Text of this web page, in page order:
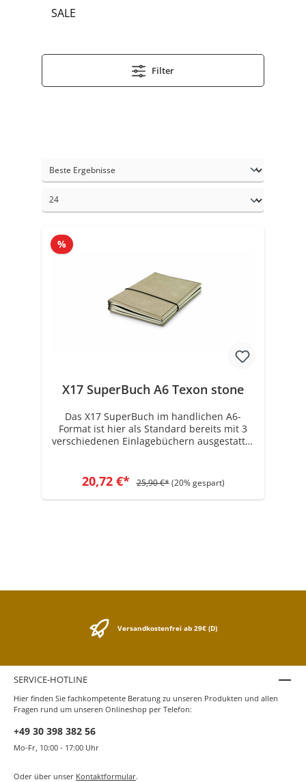
SALE
Filter
%
X17 SuperBuch A6 Texon stone
Das X17 SuperBuch im handlichen A6-
Format ist hier als Standard bereits mit 3
verschiedenen Einlagebüchern ausgestattet
Einzelbücher je nach Bedarf aktualisiert und
ausgetauscht werden ("Book by Book"-
System. Siehe Angebote "Nachfüll-
"Ideenspeicher" ein individuelles Aussehen.
20,72 €* 25,90 €* (20% gespart)
Versandkostenfrei ab 29€ (D)
SERVICE-HOTLINE
Hier finden Sie fachkompetente Beratung zu unseren Produkten und allen
Fragen rund um unseren Onlineshop per Telefon:
+49 30 398 382 56
Mo-Fr, 10:00 - 17:00 Uhr
Oder über unser Kontaktformular.